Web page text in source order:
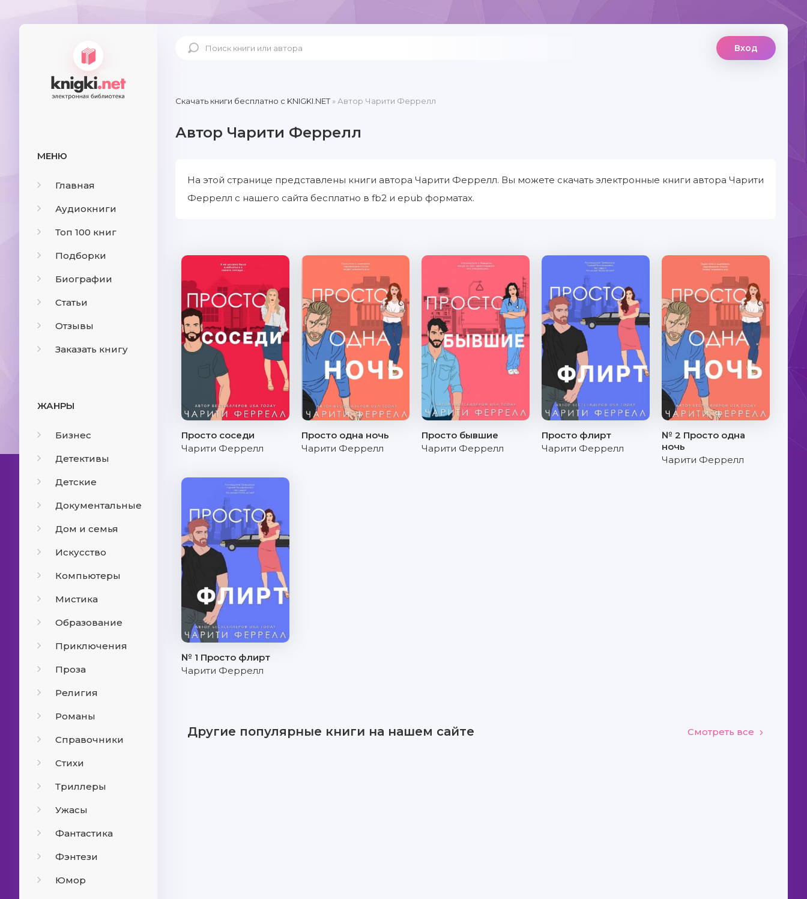
МЕНЮ
Главная
Аудиокниги
Топ 100 книг
Подборки
Биографии
Статьи
Отзывы
Заказать книгу
ЖАНРЫ
Бизнес
Детективы
Детские
Документальные
Дом и семья
Искусство
Компьютеры
Мистика
Образование
Приключения
Проза
Религия
Романы
Справочники
Стихи
Триллеры
Ужасы
Фантастика
Фэнтези
Юмор
Вход
Скачать книги бесплатно c KNIGKI.NET» Автор Чарити Феррелл
Автор Чарити Феррелл
На этой странице представлены книги автора Чарити Феррелл. Вы можете скачать электронные книги автора Чарити
Феррелл с нашего сайта бесплатно в fb2 и epub форматах.
Просто соседи
Чарити Феррелл
Просто одна ночь
Чарити Феррелл
Просто бывшие
Чарити Феррелл
Просто флирт
Чарити Феррелл
№ 2 Просто одна
ночь
Чарити Феррелл
№ 1 Просто флирт
Чарити Феррелл
Другие популярные книги на нашем сайте Смотреть все